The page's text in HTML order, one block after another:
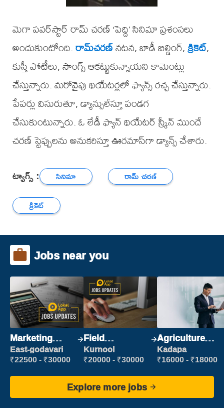
మెగా పవర్‌స్టార్ రామ్ చరణ్ ‘పెద్ది’ సినిమా ప్రశంసలు
అందుకుంటోంది.రామ్‌చరణ్నటన, బాడీ బిల్డింగ్,క్రికెట్,
కుస్తీ పోటీలు, సాంగ్స్ ఆకట్టుకున్నాయని కామెంట్లు
చేస్తున్నారు. మరోవైపు థియేటర్లలో ఫ్యాన్స్ రచ్చ చేస్తున్నారు.
పేపర్లు విసురుతూ, డ్యాన్సులేస్తూ పండగ
చేసుకుంటున్నారు. ఓ లేడీ ఫ్యాన్ థియేటర్ స్క్రీన్ ముందే
చరణ్ స్టెప్పులను అనుకరిస్తూ ఊరమాస్‌గా డ్యాన్స్ చేశారు.
ట్యాగ్స్ : సినిమా
రామ్ చరణ్
క్రికెట్
Jobs near you
Marketing
Executive
East-godavari
₹22500 - ₹30000
Field
Marketing
Executive
Kurnool
₹20000 - ₹30000
Agriculture
Labour
Kadapa
₹16000 - ₹18000
Explore more jobs